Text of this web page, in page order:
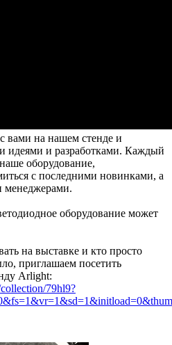
вами на нашем стенде и
идеями и разработками. Каждый
оборудование,
с последними новинками, а
менеджерами.
оборудование может
на выставке и кто просто
приглашаем посетить
Arlight:
79hl9?